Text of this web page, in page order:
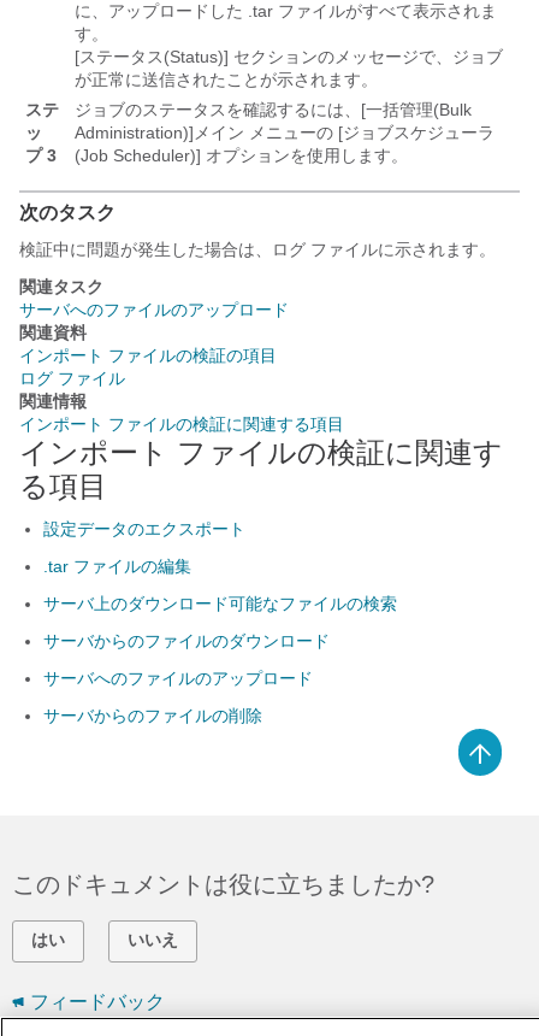
に、アップロードした .tar ファイルがすべて表示されま
す。
[ステータス(Status)] セクションのメッセージで、ジョブ
が正常に送信されたことが示されます。
ステ
ッ
プ 3
ジョブのステータスを確認するには、[一括管理(Bulk
Administration)] メイン メニューの [ジョブスケジューラ
(Job Scheduler)] オプションを使用します。
次のタスク
検証中に問題が発生した場合は、ログ ファイルに示されます。
関連タスク
サーバへのファイルのアップロード
関連資料
インポート ファイルの検証の項目
ログ ファイル
関連情報
インポート ファイルの検証に関連する項目
インポート ファイルの検証に関連す
る項目
設定データのエクスポート
.tar ファイルの編集
サーバ上のダウンロード可能なファイルの検索
サーバからのファイルのダウンロード
サーバへのファイルのアップロード
サーバからのファイルの削除
このドキュメントは役に立ちましたか?
はい いいえ
フィードバック